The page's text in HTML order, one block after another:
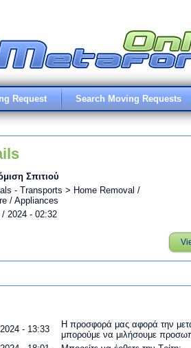
Request Search Moving Requests
Σπιτιού
- Transports > Home Removal /
/ Appliances
2024 - 02:32
- 13:33
Η προσφορά μας αφορά την
μπορούμε να μιλήσουμε